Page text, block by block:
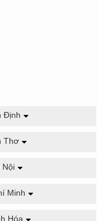
Định
Thơ
Nội
Minh
Hóa